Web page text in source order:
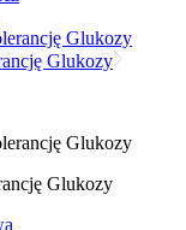
Glukozy
Glukozy